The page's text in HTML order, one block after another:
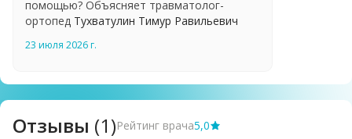
помощью? Объясняет травматолог-
ортопед Тухватулин Тимур Равильевич
23 июля 2026 г.
Отзывы (1)Рейтинг врача5,0